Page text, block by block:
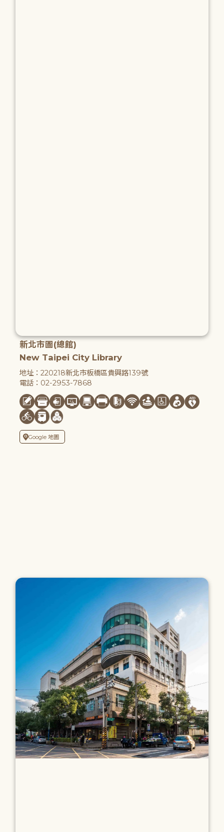
新北市圖(總館)
New Taipei City Library
地址：220218新北市板橋區貴興路139號
電話：02-2953-7868
Google 地圖